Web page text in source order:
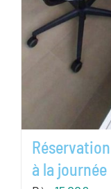
à la journée